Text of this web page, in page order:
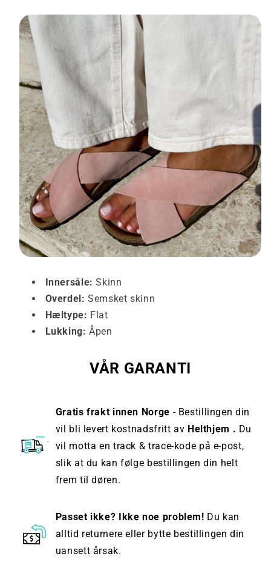
Innersåle: Skinn
Overdel:Semsket skinn
Hæltype: Flat
Lukking: Åpen
VÅR GARANTI
Gratis frakt innen Norge - Bestillingen din
vil bli levert kostnadsfritt av Helthjem . Du
vil motta en track & trace-kode på e-post,
slik at du kan følge bestillingen din helt
frem til døren.
Passet ikke? Ikke noe problem! Du kan
alltid returnere eller bytte bestillingen din
uansett årsak.